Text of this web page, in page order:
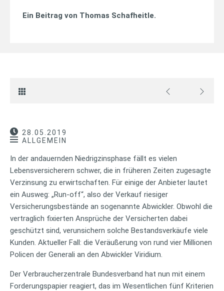
Ein Beitrag von Thomas Schafheitle.
28.05.2019
ALLGEMEIN
In der andauernden Niedrigzinsphase fällt es vielen
Lebensversicherern schwer, die in früheren Zeiten zugesagte
Verzinsung zu erwirtschaften. Für einige der Anbieter lautet
ein Ausweg: „Run-off“, also der Verkauf riesiger
Versicherungsbestände an sogenannte Abwickler. Obwohl die
vertraglich fixierten Ansprüche der Versicherten dabei
geschützt sind, verunsichern solche Bestandsverkäufe viele
Kunden. Aktueller Fall: die Veräußerung von rund vier Millionen
Policen der Generali an den Abwickler Viridium.
Der Verbraucherzentrale Bundesverband hat nun mit einem
Forderungspapier reagiert, das im Wesentlichen fünf Kriterien